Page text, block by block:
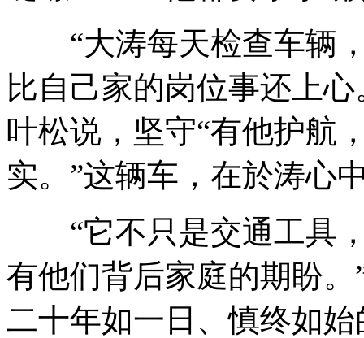
“大涛每天检查车辆，
比自己家的岗位事还上
叶松说，坚守“有他护航
实。”这辆车，在於涛心
“它不只是交通工具，
有他们背后家庭的期盼
二十年如一日、慎终如